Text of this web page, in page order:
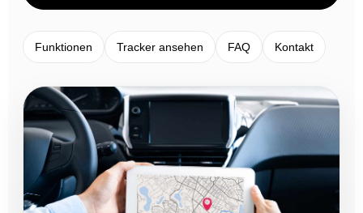
Funktionen Tracker ansehen FAQ Kontakt